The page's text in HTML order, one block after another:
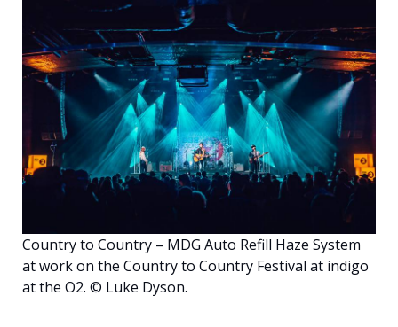
Contactez-nous
Français
Country to Country – MDG Auto Refill Haze System
at work on the Country to Country Festival at indigo
at the O2. © Luke Dyson.